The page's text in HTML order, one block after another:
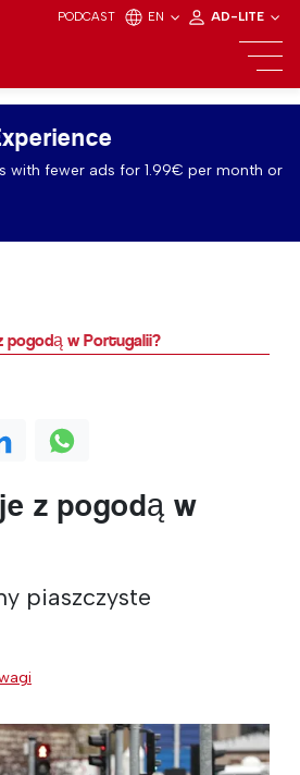
PODCAST EN AD-LITE
with fewer ads for 1.99€ per month or
pogodą w Portugalii?
z pogodą w
piaszczyste